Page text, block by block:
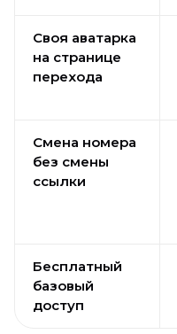
Своя аватарка
на странице
перехода
Смена номера
без смены
ссылки
Бесплатный
базовый
доступ